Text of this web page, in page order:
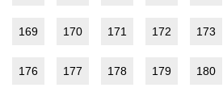
169 170 171 172 173
176 177 178 179 180